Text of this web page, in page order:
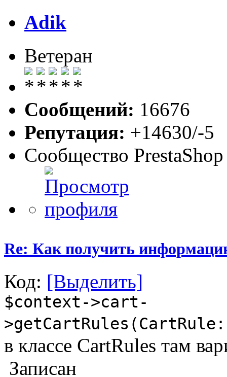
Adik
Ветеран
Сообщений: 16676
Репутация: +14630/-5
Сообщество PrestaShop
Re: Как получить
Код: [Выделить]
$context->cart-
в классе CartRules там
Записан